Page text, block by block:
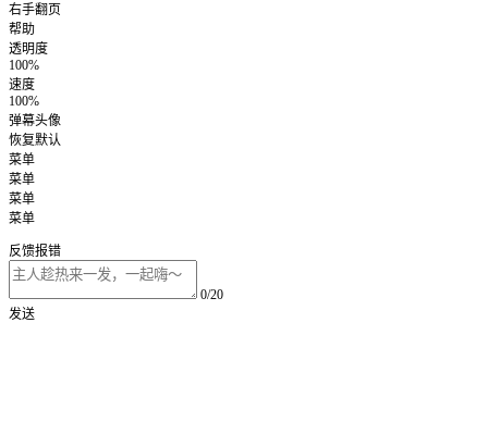
右手翻页
帮助
透明度
100%
速度
100%
弹幕头像
恢复默认
菜单
菜单
菜单
菜单
反馈报错
0/20
发送